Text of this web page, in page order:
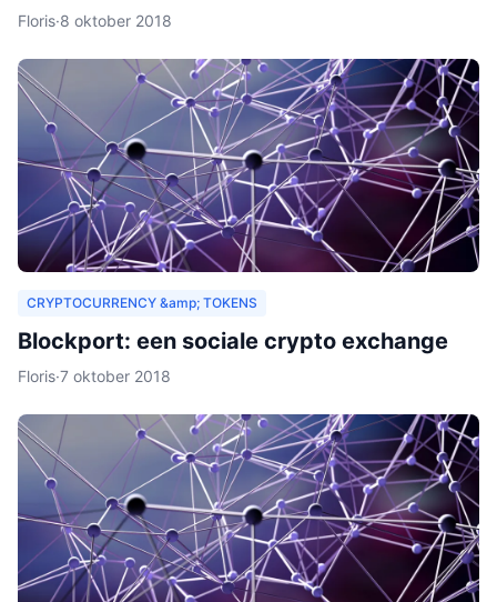
cryptogeld. Hiervoor hoeft alleen geld gestort te
Floris·8 oktober 2018
CRYPTOCURRENCY &amp; TOKENS
Blockport: een sociale crypto exchange
Floris·7 oktober 2018